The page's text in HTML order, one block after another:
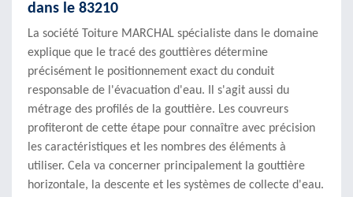
dans le 83210
La société Toiture MARCHAL spécialiste dans le domaine
explique que le tracé des gouttières détermine
précisément le positionnement exact du conduit
responsable de l'évacuation d'eau. Il s'agit aussi du
métrage des profilés de la gouttière. Les couvreurs
profiteront de cette étape pour connaître avec précision
les caractéristiques et les nombres des éléments à
utiliser. Cela va concerner principalement la gouttière
horizontale, la descente et les systèmes de collecte d'eau.